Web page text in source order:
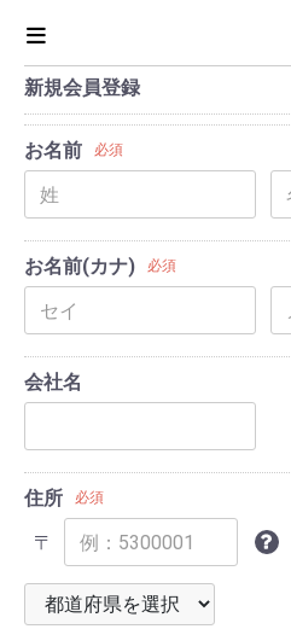
新規会員登録
お名前 必須
お名前(カナ) 必須
会社名
住所 必須
〒